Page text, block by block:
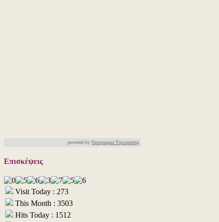
powered by Προγραμμα Τηλεορασης
Επισκέψεις
Visit Today : 273
This Month : 3503
Hits Today : 1512